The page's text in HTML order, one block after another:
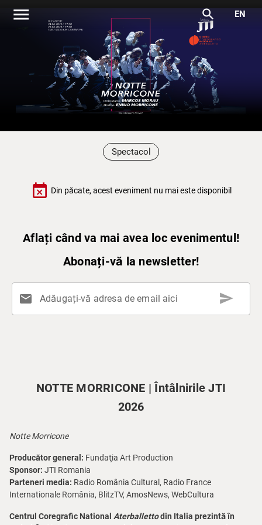
menu search EN
Spectacol
event_busy Din păcate, acest eveniment nu mai este disponibil
Aflați când va mai avea loc evenimentul!
Abonați-vă la newsletter!
mail Adăugați-vă adresa de email aici send
NOTTE MORRICONE | Întâlnirile JTI
2026
Notte Morricone
Producător general: Fundaţia Art Production
Sponsor: JTI Romania
Parteneri media: Radio România Cultural, Radio France
Internationale România, BlitzTV, AmosNews, WebCultura
Centrul Coregrafic National Aterballettodin Italia prezintă în